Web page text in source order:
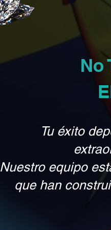
No
Tu éxito
Nuestro equipo
que han